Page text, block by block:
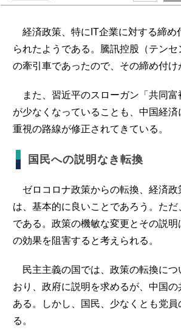
経済政策、特にIT企業に対する締め
られたようである。騰訊控股（テン
の牽引車であったので、その締め付
また、習近平のスローガン「共同富
が少なくなっていることも、中国経
重視の路線が修正されてきている。
国民への説明なき転換
ゼロコロナ政策からの転換、経済政
は、基本的に良いことであろう。た
である。政策の機敏な変更とその説
の効果を阻害すると考えられる。
民主主義の国では、政策の転換につ
おり、政府に説明を求めるが、中国
ある。しかし、国民、少なくとも党
る。